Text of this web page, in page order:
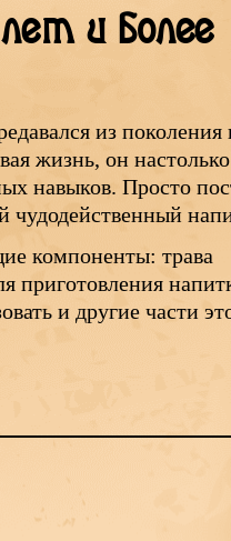
и более
из поколения
жизнь, он
навыков. Просто
чудодейственный
компоненты: трава
приготовления
и другие части